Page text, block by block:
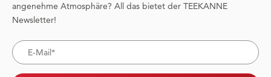
angenehme Atmosphäre? All das bietet der TEEKANNE
Newsletter!